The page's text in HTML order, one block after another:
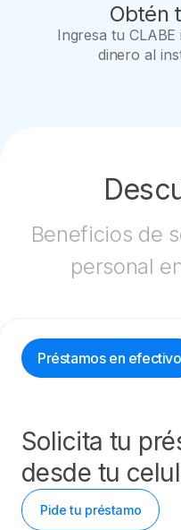
Obtén
Ingresa tu
dinero al
Beneficios de
personal
Préstamos en efectivo
Solicita tu
desde tu
Pide tu préstamo